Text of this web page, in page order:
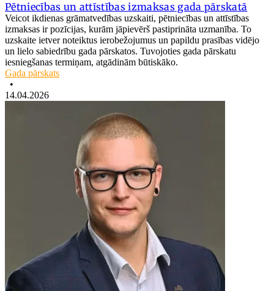
Pētniecības un attīstības izmaksas gada pārskatā
Veicot ikdienas grāmatvedības uzskaiti, pētniecības un attīstības
izmaksas ir pozīcijas, kurām jāpievērš pastiprināta uzmanība. To
uzskaite ietver noteiktus ierobežojumus un papildu prasības vidējo
un lielo sabiedrību gada pārskatos. Tuvojoties gada pārskatu
iesniegšanas termiņam, atgādinām būtiskāko.
Gada pārskats
•
14.04.2026